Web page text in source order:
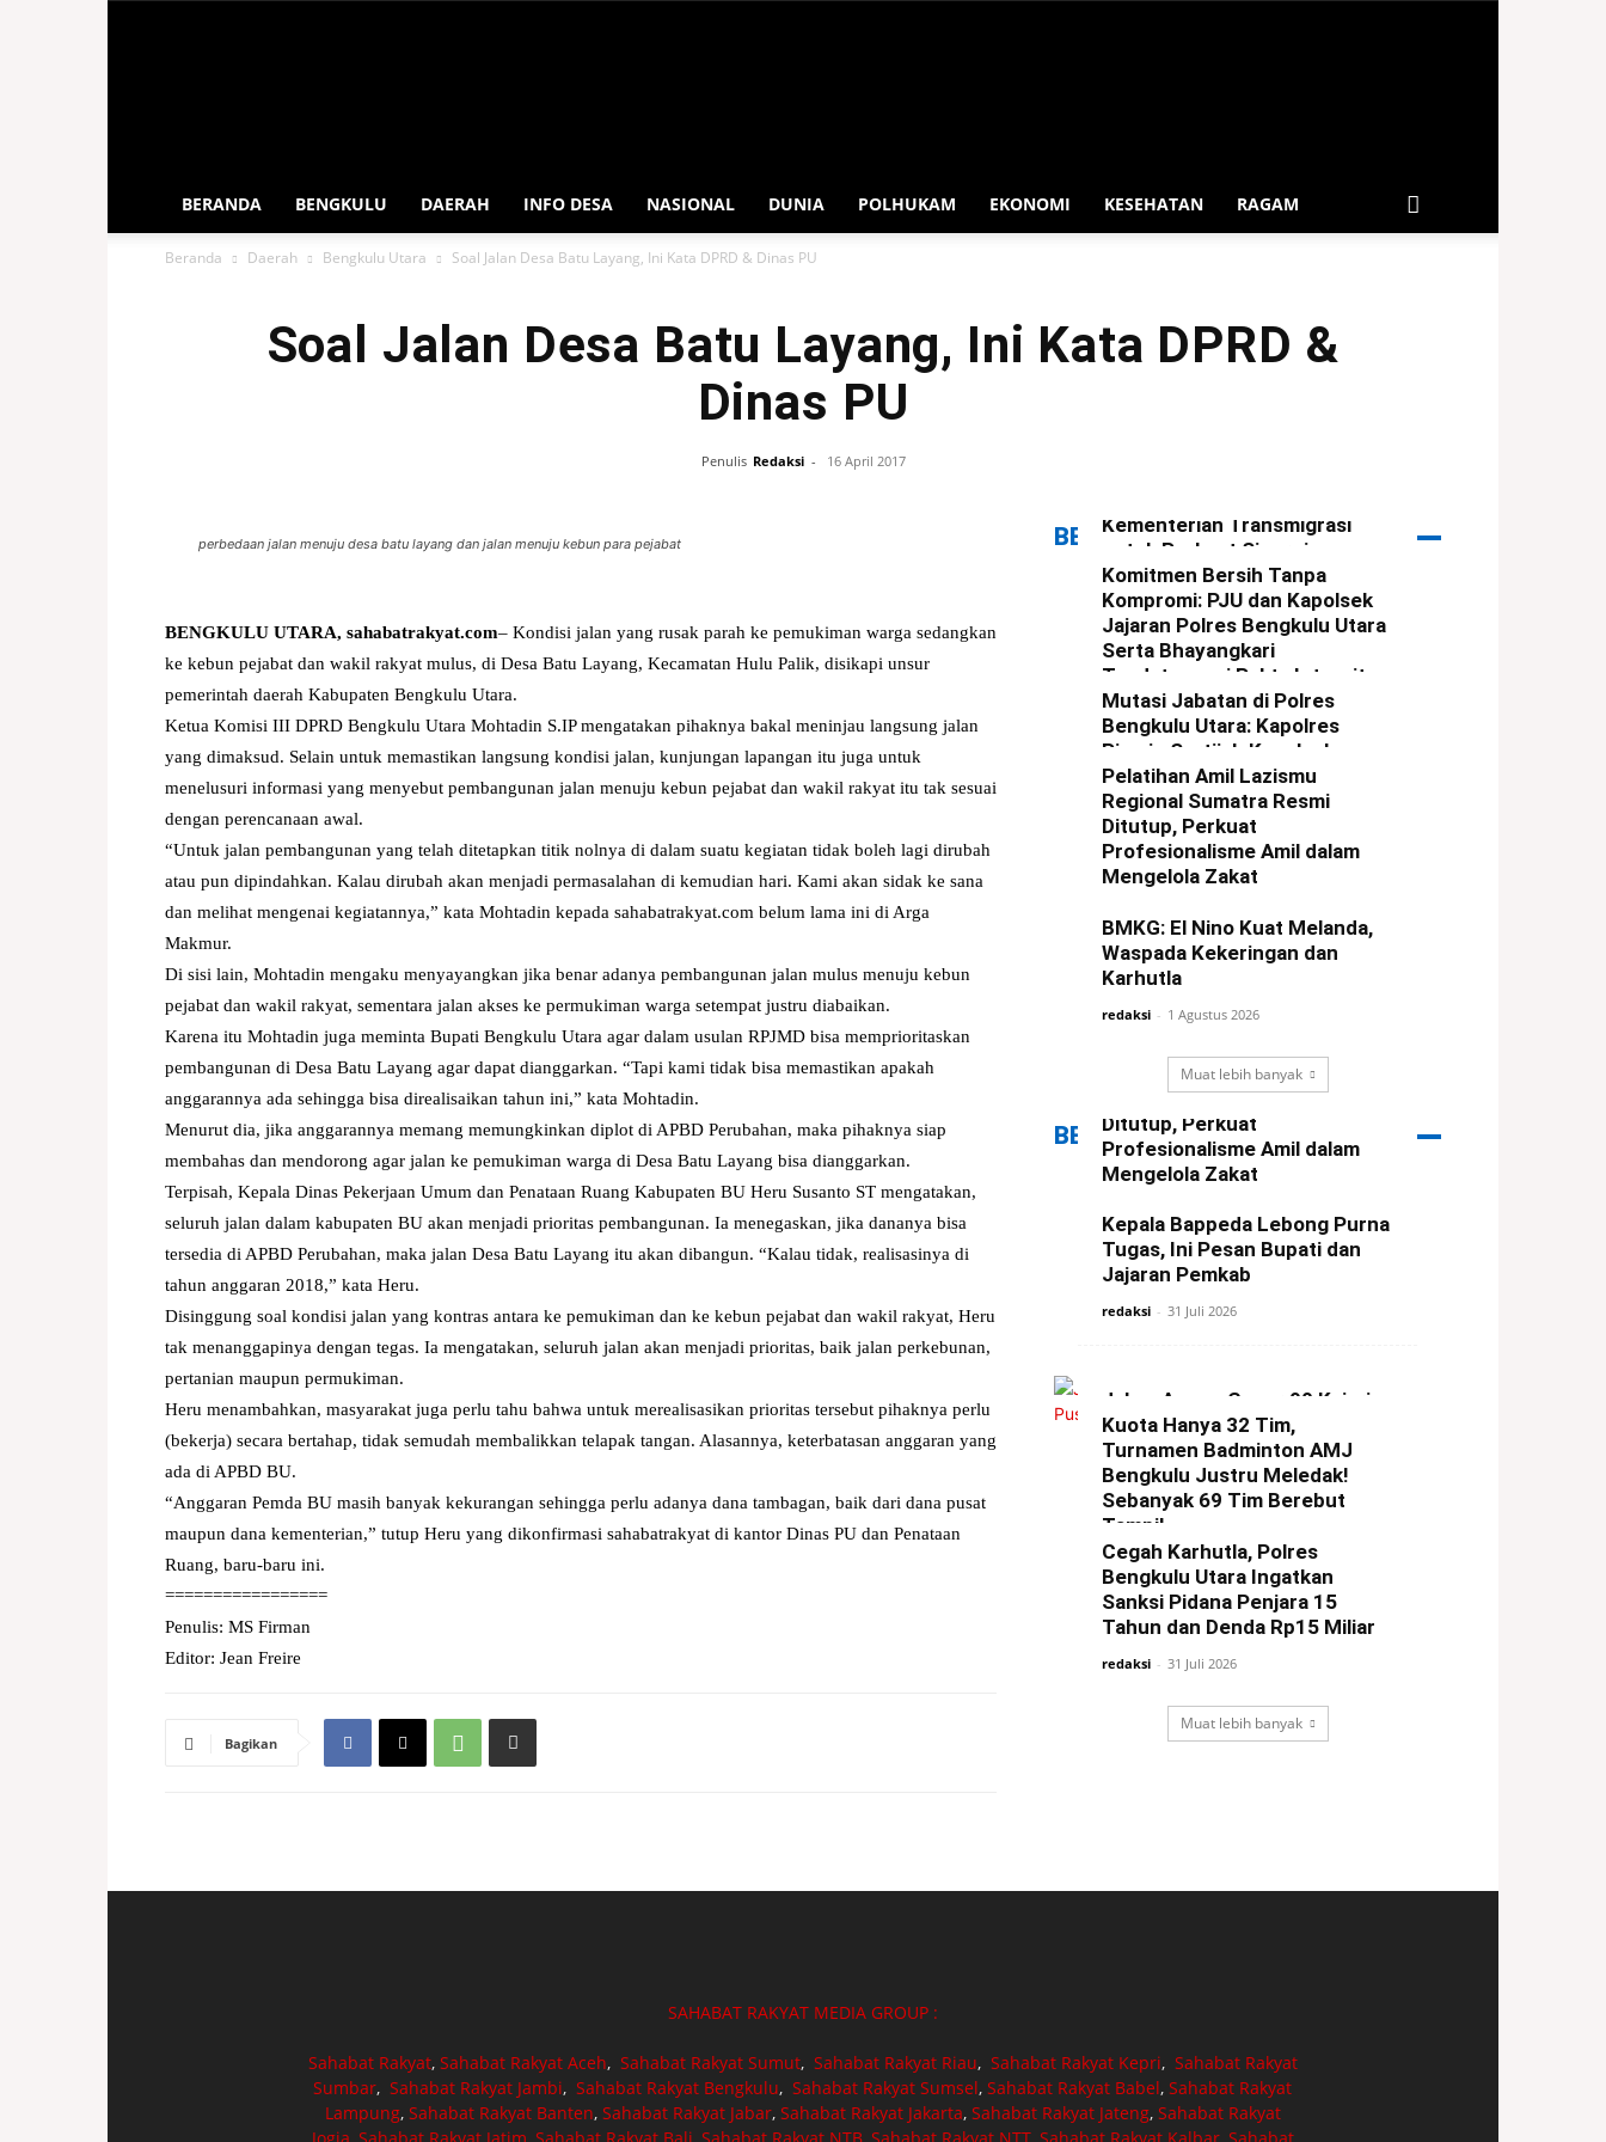
BERANDA BENGKULU DAERAH INFO DESA NASIONAL DUNIA POLHUKAM EKONOMI KESEHATAN RAGAM
Beranda Daerah Bengkulu Utara Soal Jalan Desa Batu Layang, Ini Kata DPRD & Dinas PU
Soal Jalan Desa Batu Layang, Ini Kata DPRD &
Dinas PU
Penulis Redaksi - 16 April 2017
perbedaan jalan menuju desa batu layang dan jalan menuju kebun para pejabat
BENGKULU UTARA, sahabatrakyat.com– Kondisi jalan yang rusak parah ke pemukiman warga sedangkan
ke kebun pejabat dan wakil rakyat mulus, di Desa Batu Layang, Kecamatan Hulu Palik, disikapi unsur
pemerintah daerah Kabupaten Bengkulu Utara.
Ketua Komisi III DPRD Bengkulu Utara Mohtadin S.IP mengatakan pihaknya bakal meninjau langsung jalan
yang dimaksud. Selain untuk memastikan langsung kondisi jalan, kunjungan lapangan itu juga untuk
menelusuri informasi yang menyebut pembangunan jalan menuju kebun pejabat dan wakil rakyat itu tak sesuai
dengan perencanaan awal.
“Untuk jalan pembangunan yang telah ditetapkan titik nolnya di dalam suatu kegiatan tidak boleh lagi dirubah
atau pun dipindahkan. Kalau dirubah akan menjadi permasalahan di kemudian hari. Kami akan sidak ke sana
dan melihat mengenai kegiatannya,” kata Mohtadin kepada sahabatrakyat.com belum lama ini di Arga
Makmur.
Di sisi lain, Mohtadin mengaku menyayangkan jika benar adanya pembangunan jalan mulus menuju kebun
pejabat dan wakil rakyat, sementara jalan akses ke permukiman warga setempat justru diabaikan.
Karena itu Mohtadin juga meminta Bupati Bengkulu Utara agar dalam usulan RPJMD bisa memprioritaskan
pembangunan di Desa Batu Layang agar dapat dianggarkan. “Tapi kami tidak bisa memastikan apakah
anggarannya ada sehingga bisa direalisaikan tahun ini,” kata Mohtadin.
Menurut dia, jika anggarannya memang memungkinkan diplot di APBD Perubahan, maka pihaknya siap
membahas dan mendorong agar jalan ke pemukiman warga di Desa Batu Layang bisa dianggarkan.
Terpisah, Kepala Dinas Pekerjaan Umum dan Penataan Ruang Kabupaten BU Heru Susanto ST mengatakan,
seluruh jalan dalam kabupaten BU akan menjadi prioritas pembangunan. Ia menegaskan, jika dananya bisa
tersedia di APBD Perubahan, maka jalan Desa Batu Layang itu akan dibangun. “Kalau tidak, realisasinya di
tahun anggaran 2018,” kata Heru.
Disinggung soal kondisi jalan yang kontras antara ke pemukiman dan ke kebun pejabat dan wakil rakyat, Heru
tak menanggapinya dengan tegas. Ia mengatakan, seluruh jalan akan menjadi prioritas, baik jalan perkebunan,
pertanian maupun permukiman.
Heru menambahkan, masyarakat juga perlu tahu bahwa untuk merealisasikan prioritas tersebut pihaknya perlu
(bekerja) secara bertahap, tidak semudah membalikkan telapak tangan. Alasannya, keterbatasan anggaran yang
ada di APBD BU.
“Anggaran Pemda BU masih banyak kekurangan sehingga perlu adanya dana tambagan, baik dari dana pusat
maupun dana kementerian,” tutup Heru yang dikonfirmasi sahabatrakyat di kantor Dinas PU dan Penataan
Ruang, baru-baru ini.
=================
Penulis: MS Firman
Editor: Jean Freire
Bagikan
BERITA TERBARU
Kementerian Transmigrasi
untuk Perkuat Sinergi
Pembangunan Kawasan
redaksi - 5 Agustus 2026
Komitmen Bersih Tanpa
Kompromi: PJU dan Kapolsek
Jajaran Polres Bengkulu Utara
Serta Bhayangkari
Tandatangani Pakta Integritas
redaksi - 4 Agustus 2026
Mutasi Jabatan di Polres
Bengkulu Utara: Kapolres
Pimpin Sertijab Kapolsek
Ketahun dan Giri Mulya
redaksi - 3 Agustus 2026
Pelatihan Amil Lazismu
Regional Sumatra Resmi
Ditutup, Perkuat
Profesionalisme Amil dalam
Mengelola Zakat
BMKG: El Nino Kuat Melanda,
Waspada Kekeringan dan
Karhutla
redaksi - 1 Agustus 2026
Muat lebih banyak
BERITA PILIHAN
Pelatihan Amil Lazismu
Regional Sumatra Resmi
Ditutup, Perkuat
Profesionalisme Amil dalam
Mengelola Zakat
Kepala Bappeda Lebong Purna
Tugas, Ini Pesan Bupati dan
Jajaran Pemkab
redaksi - 31 Juli 2026
Jaksa Agung Geser 90 Kajari,
Termasuk Lebong
redaksi - 30 Juli 2026
Kuota Hanya 32 Tim,
Turnamen Badminton AMJ
Bengkulu Justru Meledak!
Sebanyak 69 Tim Berebut
Tampil
redaksi - 31 Juli 2026
Cegah Karhutla, Polres
Bengkulu Utara Ingatkan
Sanksi Pidana Penjara 15
Tahun dan Denda Rp15 Miliar
redaksi - 31 Juli 2026
Muat lebih banyak
SAHABAT RAKYAT MEDIA GROUP :
Sahabat Rakyat, Sahabat Rakyat Aceh, Sahabat Rakyat Sumut, Sahabat Rakyat Riau, Sahabat Rakyat Kepri, Sahabat Rakyat
Sumbar,Sahabat Rakyat Jambi,Sahabat Rakyat Bengkulu,Sahabat Rakyat Sumsel,Sahabat Rakyat Babel,Sahabat Rakyat
Lampung, Sahabat Rakyat Banten, Sahabat Rakyat Jabar, Sahabat Rakyat Jakarta, Sahabat Rakyat Jateng, Sahabat Rakyat